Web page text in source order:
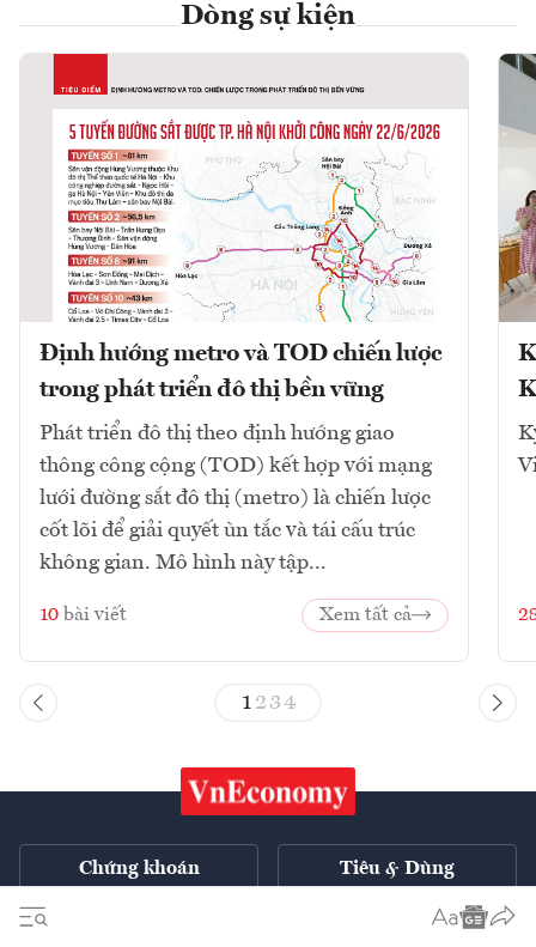
Dòng sự kiện
Định hướng metro và TOD chiến lược
trong phát triển đô thị bền vững
Phát triển đô thị theo định hướng giao
thông công cộng (TOD) kết hợp với mạng
lưới đường sắt đô thị (metro) là chiến lược
cốt lõi để giải quyết ùn tắc và tái cấu trúc
không gian. Mô hình này tập...
10 bài viết Xem tất cả
1 23 4
Chứng khoán Tiêu & Dùng